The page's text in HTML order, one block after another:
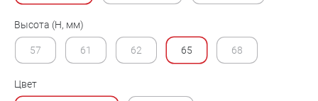
Высота (H, мм)
57 61 62 65 68
Цвет